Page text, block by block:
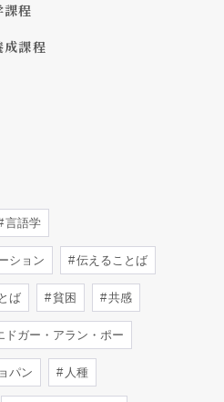
課程
成課程
言語学
ション 伝えることば
ば 貧困 共感
ガー・アラン・ポー
パン 人種